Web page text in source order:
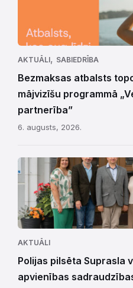
AKTUĀLI, SABIEDRĪBA
Bezmaksas atbalsts
mājvizīšu programmā
partnerība”
6. augusts, 2026.
AKTUĀLI
Polijas pilsēta Suprasla
apvienības